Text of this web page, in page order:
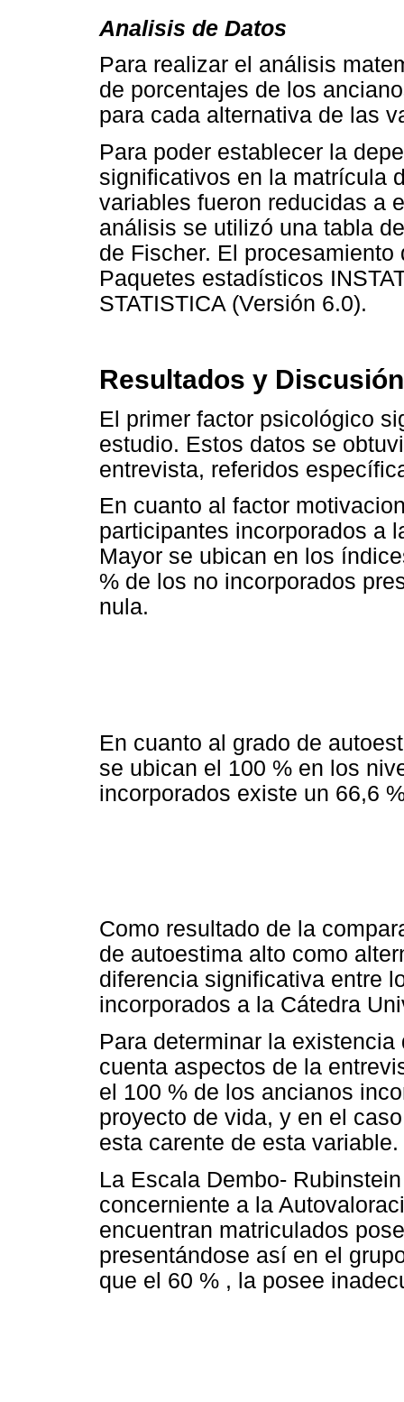
Analisis de Datos
Para realizar el análisis
de porcentajes de los
para cada alternativa de las
Para poder establecer la
significativos en la matrícula
variables fueron reducidas a
análisis se utilizó una tabla
de Fischer. El
Paquetes estadísticos
STATISTICA (Versión 6.0).
Resultados y Discusión
El primer factor psicológico
estudio. Estos datos se
entrevista, referidos
En cuanto al factor
participantes incorporados a
Mayor se ubican en los
% de los no incorporados
nula.
En cuanto al grado de
se ubican el 100 % en los
incorporados existe un 66,6
Como resultado de la
de autoestima alto como
diferencia significativa entre
incorporados a la Cátedra
Para determinar la
cuenta aspectos de la
el 100 % de los ancianos
proyecto de vida, y en el
esta carente de esta variable.
La Escala Dembo-
concerniente a la
encuentran matriculados
presentándose así en el
que el 60 % , la posee